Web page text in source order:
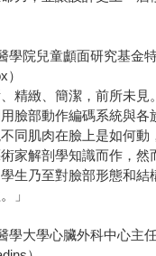
學院兒童顱面研究基金
、精緻、簡潔，前所未
臉部動作編碼系統與各
同肌肉在臉上是如何動
家解剖學知識而作，然
生乃至對臉部形態和結
」
學大學心臟外科中心主